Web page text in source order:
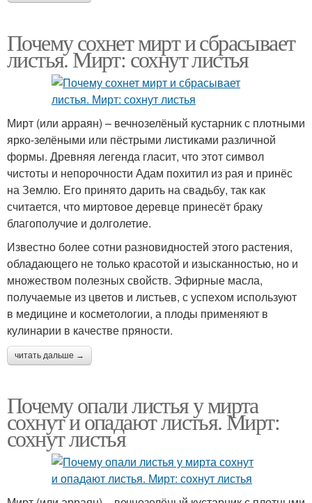
Почему сохнет мирт и сбрасывает
листья. Мирт: сохнут листья
Мирт (или арраян) – вечнозелёный кустарник с плотными
ярко-зелёными или пёстрыми листиками различной
формы. Древняя легенда гласит, что этот символ
чистоты и непорочности Адам похитил из рая и принёс
на Землю. Его принято дарить на свадьбу, так как
считается, что миртовое деревце принесёт браку
благополучие и долголетие.
Известно более сотни разновидностей этого растения,
обладающего не только красотой и изысканностью, но и
множеством полезных свойств. Эфирные масла,
получаемые из цветов и листьев, с успехом используют
в медицине и косметологии, а плоды применяют в
кулинарии в качестве пряности.
читать дальше →
Почему опали листья у мирта
сохнут и опадают листья. Мирт:
сохнут листья